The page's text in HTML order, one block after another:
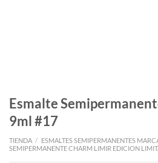
Esmalte
9ml #17
TIENDA / ESMALTES SEMIPERMANENTES
SEMIPERMANENTE CHARM LIMIR EDICION